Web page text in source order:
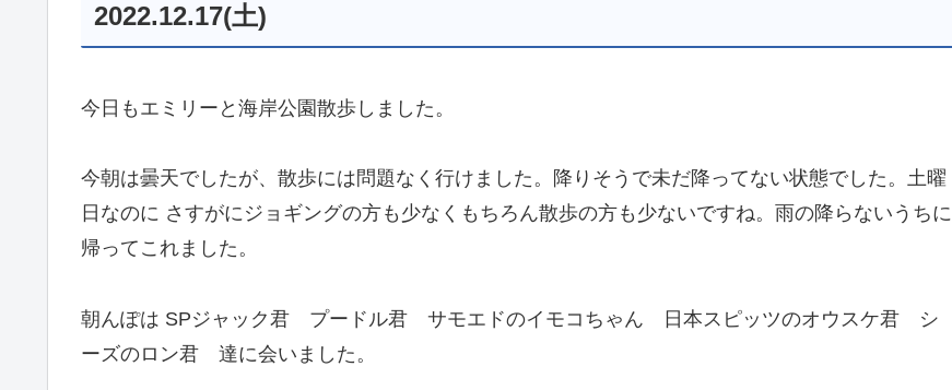
2022.12.17(土)
今日もエミリーと海岸公園散歩しました。
今朝は曇天でしたが、散歩には問題なく行けました。降りそうで未だ降ってない状態でした。土曜
日なのに さすがにジョギングの方も少なくもちろん散歩の方も少ないですね。雨の降らないうちに
帰ってこれました。
朝んぽは SPジャック君 プードル君 サモエドのイモコちゃん 日本スピッツのオウスケ君 シ
ーズのロン君 達に会いました。